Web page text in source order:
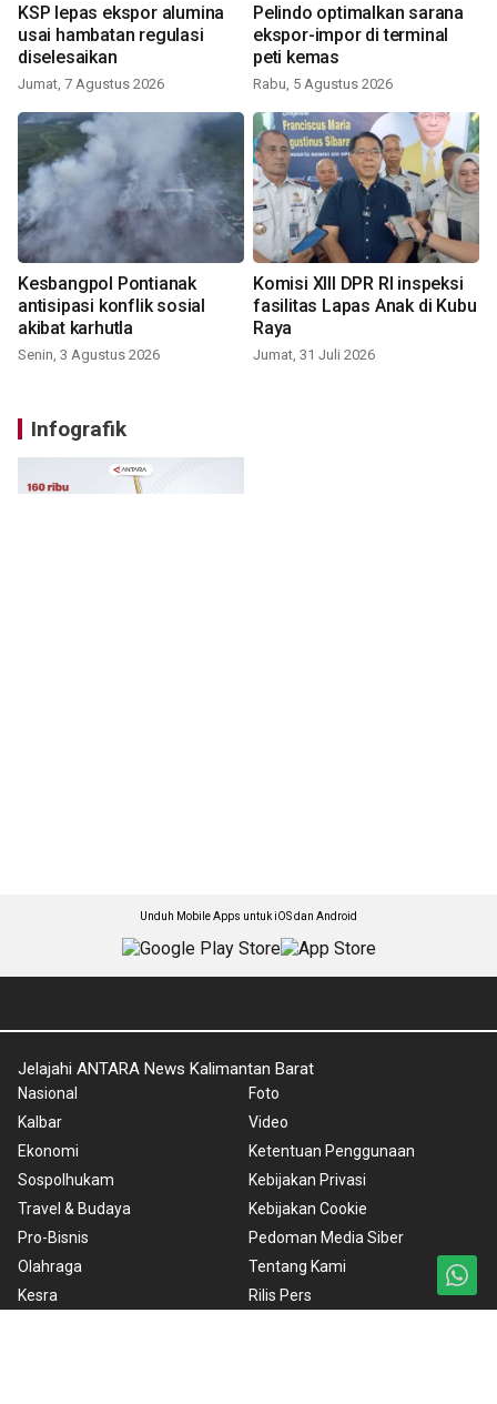
KSP lepas ekspor alumina
usai hambatan regulasi
diselesaikan
Jumat, 7 Agustus 2026
Pelindo optimalkan sarana
ekspor-impor di terminal
peti kemas
Rabu, 5 Agustus 2026
Kesbangpol Pontianak
antisipasi konflik sosial
akibat karhutla
Senin, 3 Agustus 2026
Komisi XIII DPR RI inspeksi
fasilitas Lapas Anak di Kubu
Raya
Jumat, 31 Juli 2026
Infografik
Unduh Mobile Apps untuk iOS dan Android
Jelajahi ANTARA News Kalimantan Barat
Nasional
Kalbar
Ekonomi
Sospolhukam
Travel & Budaya
Pro-Bisnis
Olahraga
Kesra
Foto
Video
Ketentuan Penggunaan
Kebijakan Privasi
Kebijakan Cookie
Pedoman Media Siber
Tentang Kami
Rilis Pers